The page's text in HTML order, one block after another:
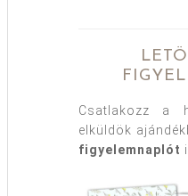
Csatlakozz a
elküldök
figyelemnaplót